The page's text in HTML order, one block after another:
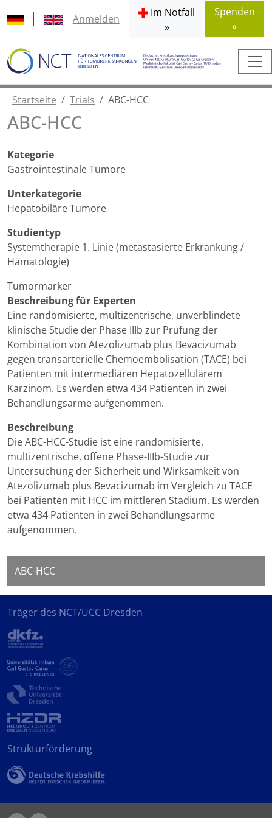
Anmelden
Im Notfall
»
Spenden
»
Startseite Trials ABC-HCC
ABC-HCC
Kategorie
Gastrointestinale Tumore
Unterkategorie
Hepatobiläre Tumore
Studientyp
Systemtherapie 1. Linie (metastasierte Erkrankung /
Hämatologie)
Tumormarker
Beschreibung für Experten
Eine randomisierte, multizentrische, unverblindete
klinische Studie der Phase IIIb zur Prüfung der
Kombination von Atezolizumab plus Bevacizumab
gegen transarterielle Chemoembolisation (TACE) bei
Patienten mit intermediären Hepatozellulärem
Karzinom. Es werden etwa 434 Patienten in zwei
Behandlungsarme aufgenommen.
Beschreibung
Die ABC-HCC-Studie ist eine randomisierte,
multizentrische, offene Phase-IIIb-Studie zur
Untersuchung der Sicherheit und Wirksamkeit von
Atezolizumab plus Bevacizumab im Vergleich zu TACE
bei Patienten mit HCC im mittleren Stadium. Es werden
etwa 434 Patienten in zwei Behandlungsarme
aufgenommen.
ABC-HCC
Träger des NCT/UCC Dresden
Strukturförderung